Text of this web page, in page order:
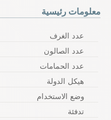
معلومات رئيسية
عدد الغرف
عدد الصالون
عدد الحمامات
هيكل الدولة
وضع الاستخدام
تدفئة